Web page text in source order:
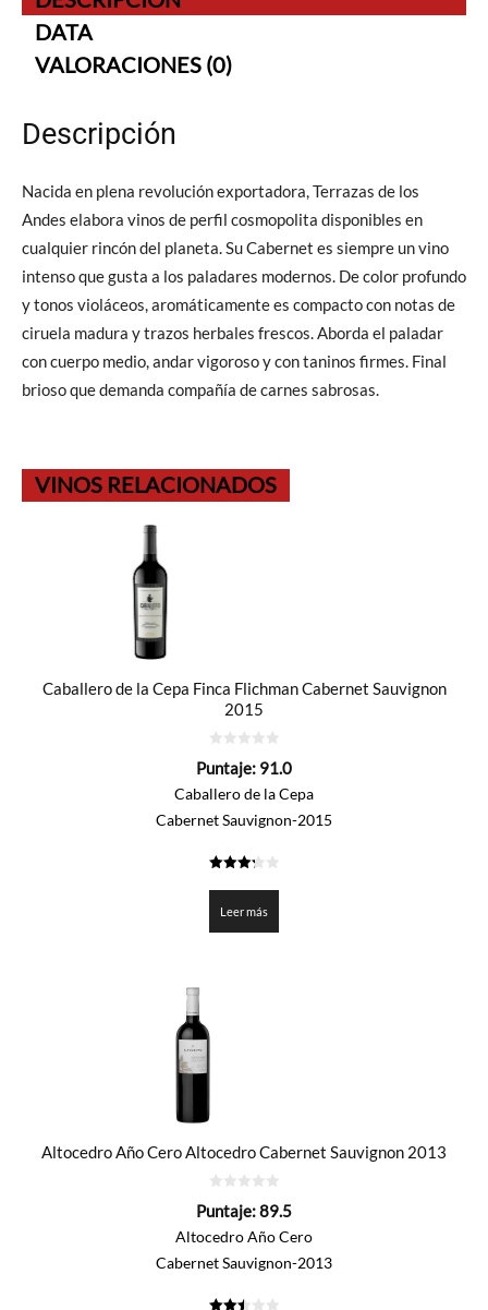
DATA
VALORACIONES (0)
Descripción
Nacida en plena revolución exportadora, Terrazas de los
Andes elabora vinos de perfil cosmopolita disponibles en
cualquier rincón del planeta. Su Cabernet es siempre un vino
intenso que gusta a los paladares modernos. De color profundo
y tonos violáceos, aromáticamente es compacto con notas de
ciruela madura y trazos herbales frescos. Aborda el paladar
con cuerpo medio, andar vigoroso y con taninos firmes. Final
brioso que demanda compañía de carnes sabrosas.
VINOS RELACIONADOS
Caballero de la Cepa Finca Flichman Cabernet Sauvignon
2015
de
Puntaje: 91.0
Caballero de la Cepa
Cabernet Sauvignon-2015
Leer más
Altocedro Año Cero Altocedro Cabernet Sauvignon 2013
de
Puntaje:89.5
Altocedro Año Cero
Cabernet Sauvignon-2013